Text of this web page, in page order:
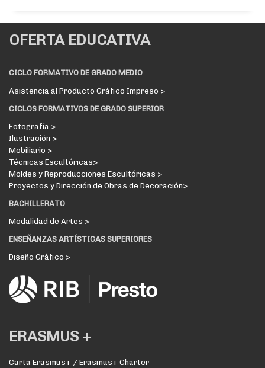
OFERTA EDUCATIVA
CICLO FORMATIVO DE GRADO MEDIO
Asistencia al Producto Gráfico Impreso >
CICLOS FORMATIVOS DE GRADO SUPERIOR
Fotografía >
Ilustración >
Mobiliario >
Técnicas Escultóricas>
Moldes y Reproducciones Escultóricas >
Proyectos y Dirección de Obras de Decoración>
BACHILLERATO
Modalidad de Artes >
ENSEÑANZAS ARTÍSTICAS SUPERIORES
Diseño Gráfico >
ERASMUS +
Carta Erasmus+ / Erasmus+ Charter